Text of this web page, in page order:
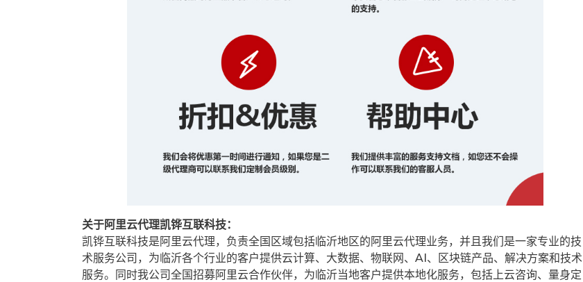
关于阿里云代理凯铧互联科技：
凯铧互联科技是阿里云代理，负责全国区域包括临沂地区的阿里云代理业务，并且我们是一家专业的技
术服务公司，为临沂各个行业的客户提供云计算、大数据、物联网、AI、区块链产品、解决方案和技术
服务。同时我公司全国招募阿里云合作伙伴，为临沂当地客户提供本地化服务，包括上云咨询、量身定